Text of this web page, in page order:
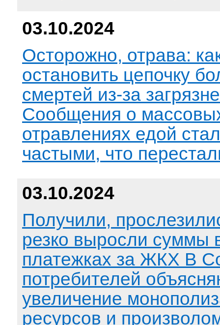
03.10.2024
Осторожно, отрава:
остановить цепочку
смертей из-за
Сообщения о
отравлениях едой
частыми, что
03.10.2024
Получили,
резко выросли суммы
платежках за ЖКХ В
потребителей
увеличение
ресурсов и